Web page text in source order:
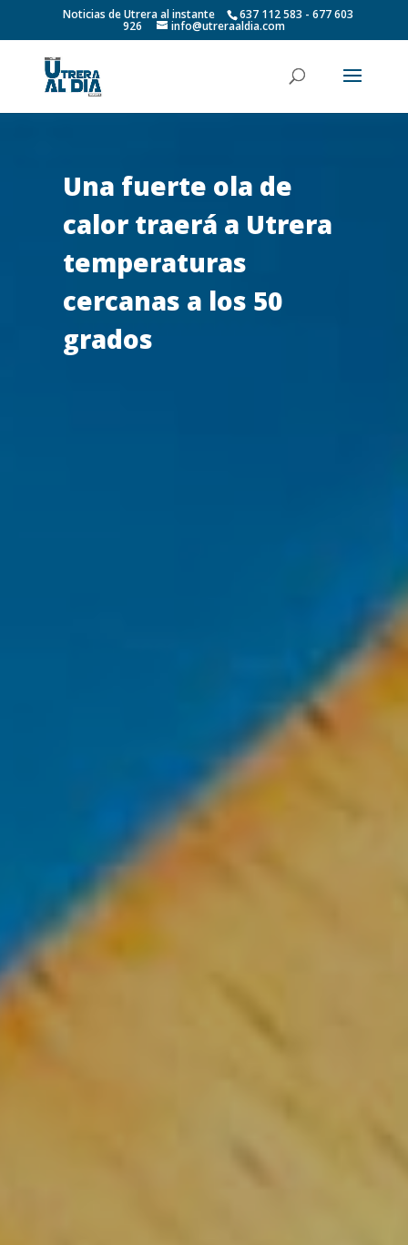
Noticias de Utrera al instante 637 112 583 - 677 603
926 info@utreraaldia.com
Una fuerte ola de
calor traerá a Utrera
temperaturas
cercanas a los 50
grados